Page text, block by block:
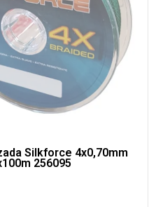
Silkforce 4x0,70mm
256095